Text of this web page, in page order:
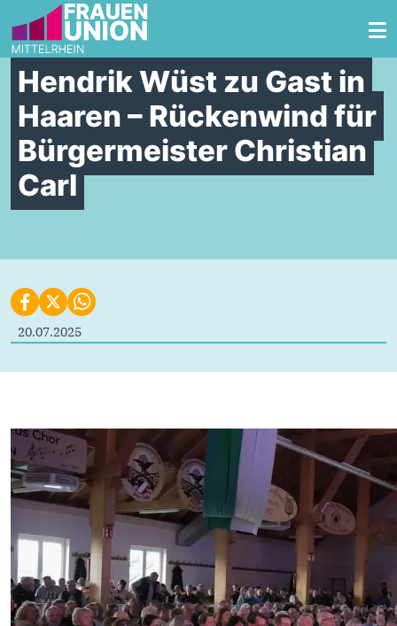
Zum Inhalt springen
Hendrik Wüst zu Gast in
Haaren – Rückenwind für
Bürgermeister Christian
Carl
20.07.2025